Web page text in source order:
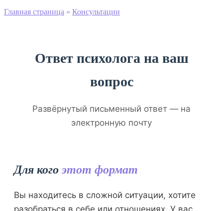
Главная страница » Консультации
Ответ психолога на ваш
вопрос
Развёрнутый письменный ответ — на
электронную почту
Для кого этот формат
Вы находитесь в сложной ситуации, хотите
разобраться в себе или отношениях. У вас